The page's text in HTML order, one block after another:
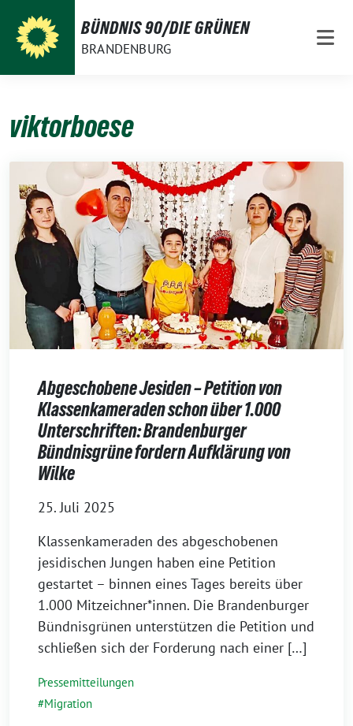
zum
Inhalt
BÜNDNIS 90/DIE GRÜNEN
BRANDENBURG
viktorboese
Abgeschobene Jesiden – Petition von
Klassenkameraden schon über 1.000
Unterschriften: Brandenburger
Bündnisgrüne fordern Aufklärung von
Wilke
25. Juli 2025
Klassenkameraden des abgeschobenen
jesidischen Jungen haben eine Petition
gestartet – binnen eines Tages bereits über
1.000 Mitzeichner*innen. Die Brandenburger
Bündnisgrünen unterstützen die Petition und
schließen sich der Forderung nach einer […]
Pressemitteilungen
Migration